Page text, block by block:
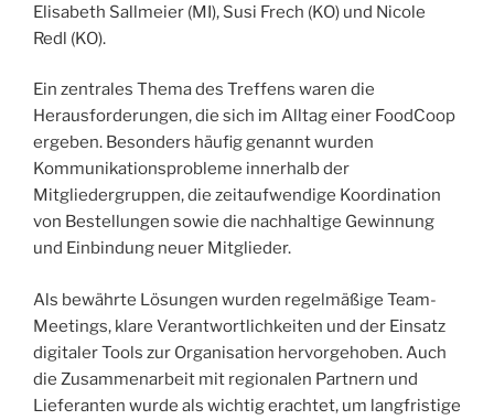
Elisabeth Sallmeier (MI), Susi Frech (KO) und Nicole
Redl (KO).
Ein zentrales Thema des Treffens waren die
Herausforderungen, die sich im Alltag einer FoodCoop
ergeben. Besonders häufig genannt wurden
Kommunikationsprobleme innerhalb der
Mitgliedergruppen, die zeitaufwendige Koordination
von Bestellungen sowie die nachhaltige Gewinnung
und Einbindung neuer Mitglieder.
Als bewährte Lösungen wurden regelmäßige Team-
Meetings, klare Verantwortlichkeiten und der Einsatz
digitaler Tools zur Organisation hervorgehoben. Auch
die Zusammenarbeit mit regionalen Partnern und
Lieferanten wurde als wichtig erachtet, um langfristige